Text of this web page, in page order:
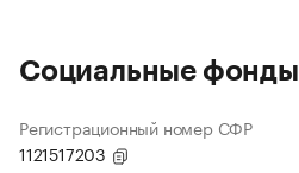
Социальные фонды
Регистрационный номер СФР
1121517203